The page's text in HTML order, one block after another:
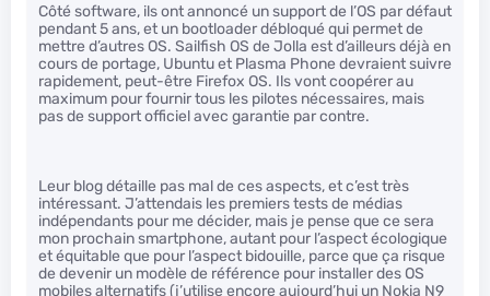
Côté software, ils ont annoncé un support de l’OS par défaut
pendant 5 ans, et un bootloader débloqué qui permet de
mettre d’autres OS. Sailfish OS de Jolla est d’ailleurs déjà en
cours de portage, Ubuntu et Plasma Phone devraient suivre
rapidement, peut-être Firefox OS. Ils vont coopérer au
maximum pour fournir tous les pilotes nécessaires, mais
pas de support officiel avec garantie par contre.
Leur blog détaille pas mal de ces aspects, et c’est très
intéressant. J’attendais les premiers tests de médias
indépendants pour me décider, mais je pense que ce sera
mon prochain smartphone, autant pour l’aspect écologique
et équitable que pour l’aspect bidouille, parce que ça risque
de devenir un modèle de référence pour installer des OS
mobiles alternatifs (j’utilise encore aujourd’hui un Nokia N9